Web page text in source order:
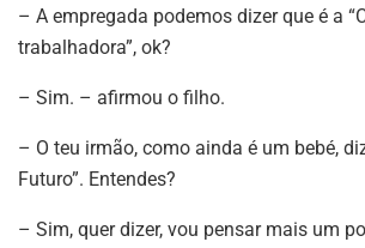
– A empregada podemos dizer que é a
trabalhadora”, ok?
– Sim. – afirmou o filho.
– O teu irmão, como ainda é um bebé,
Futuro”. Entendes?
– Sim, quer dizer, vou pensar mais um